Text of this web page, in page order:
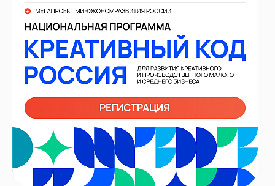
ИИ-консультант
Маркетплейсы и регуляторика